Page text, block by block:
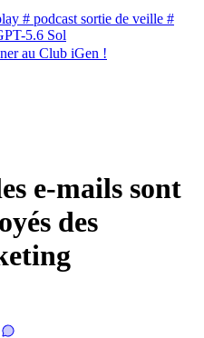
# podcast sortie de veille #
5.6 Sol
au Club iGen !
e-mails sont
des